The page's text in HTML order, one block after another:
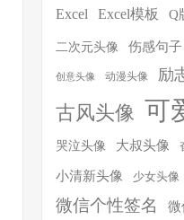
Excel Excel模板 Q
二次元头像 伤感句子
创意头像 动漫头像 励
古风头像 可
哭泣头像 大叔头像
小清新头像 少女头像
微信个性签名 微